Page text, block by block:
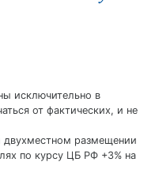
исключительно в
от фактических, и не
двухместном размещении
по курсу ЦБ РФ +3% на